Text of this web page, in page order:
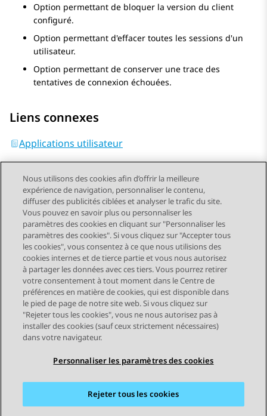
Option permettant de bloquer la version du client
configuré.
Option permettant d'effacer toutes les sessions d'un
utilisateur.
Option permettant de conserver une trace des
tentatives de connexion échouées.
Liens connexes
Applications utilisateur
Send Feedback
Navigation par sujet
Sujet précédent Sujet suivant
STAY CONNECTED
Conditions d'utilisation
Nous utilisons des cookies afin d’offrir la meilleure
expérience de navigation, personnaliser le contenu,
diffuser des publicités ciblées et analyser le trafic du site.
Vous pouvez en savoir plus ou personnaliser les
paramètres des cookies en cliquant sur "Personnaliser les
paramètres des cookies". Si vous cliquez sur "Accepter tous
les cookies", vous consentez à ce que nous utilisions des
cookies internes et de tierce partie et vous nous autorisez
à partager les données avec ces tiers. Vous pourrez retirer
votre consentement à tout moment dans le Centre de
préférences en matière de cookies, qui est disponible dans
le pied de page de notre site web. Si vous cliquez sur
"Rejeter tous les cookies", vous ne nous autorisez pas à
installer des cookies (sauf ceux strictement nécessaires)
dans votre navigateur.
Personnaliser les paramètres des cookies
Rejeter tous les cookies